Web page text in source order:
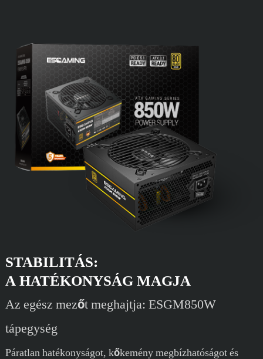
STABILITÁS:
A HATÉKONYSÁG MAGJA
Az egész mezőt meghajtja: ESGM850W
tápegység
Páratlan hatékonyságot, kőkemény megbízhatóságot és